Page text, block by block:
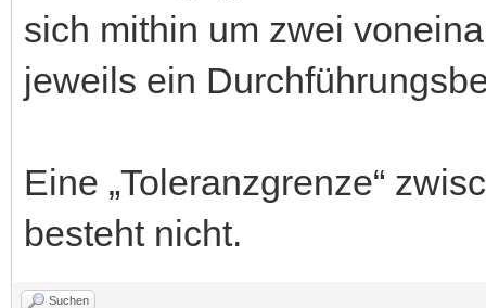
sich mithin um zwei
jeweils ein
Eine „Toleranzgrenze“
besteht nicht.
Suchen